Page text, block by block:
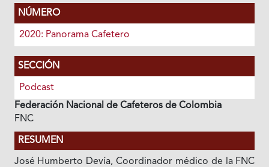
NÚMERO
2020: Panorama Cafetero
SECCIÓN
Podcast
Federación Nacional de Cafeteros de Colombia
FNC
RESUMEN
José Humberto Devía, Coordinador médico de la FNC